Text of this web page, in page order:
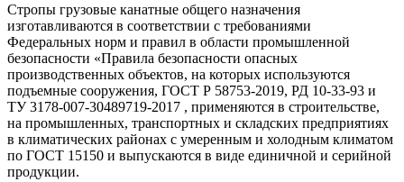
Стропы грузовые канатные общего назначения
изготавливаются в соответствии с требованиями
Федеральных норм и правил в области промышленной
безопасности «Правила безопасности опасных
производственных объектов, на которых используются
подъемные сооружения, ГОСТ Р 58753-2019, РД 10-33-93 и
ТУ 3178-007-30489719-2017 , применяются в строительстве,
на промышленных, транспортных и складских предприятиях
в климатических районах с умеренным и холодным климатом
по ГОСТ 15150 и выпускаются в виде единичной и серийной
продукции.